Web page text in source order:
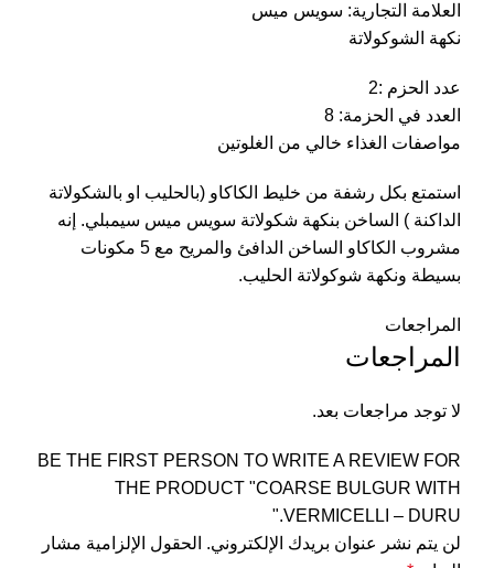
العلامة التجارية: سويس ميس
نكهة الشوكولاتة
عدد الحزم :2
العدد في الحزمة: 8
مواصفات الغذاء خالي من الغلوتين
استمتع بكل رشفة من خليط الكاكاو (بالحليب او بالشكولاتة
الداكنة ) الساخن بنكهة شكولاتة سويس ميس سيمبلي. إنه
مشروب الكاكاو الساخن الدافئ والمريح مع 5 مكونات
بسيطة ونكهة شوكولاتة الحليب.
المراجعات
المراجعات
لا توجد مراجعات بعد.
BE THE FIRST PERSON TO WRITE A REVIEW FOR
THE PRODUCT "COARSE BULGUR WITH
VERMICELLI – DURU."
لن يتم نشر عنوان بريدك الإلكتروني. الحقول الإلزامية مشار